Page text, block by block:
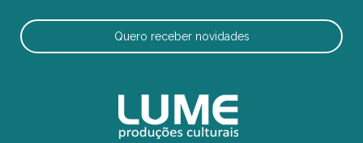
Quero receber novidades